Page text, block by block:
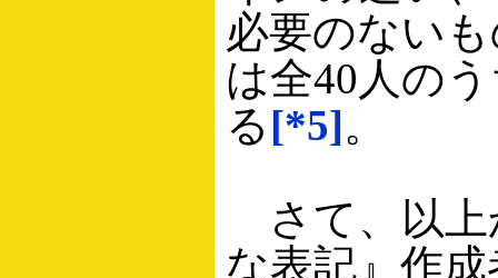
必要のない
は全40人の
る[*5]。
さて、以上
な表記』作